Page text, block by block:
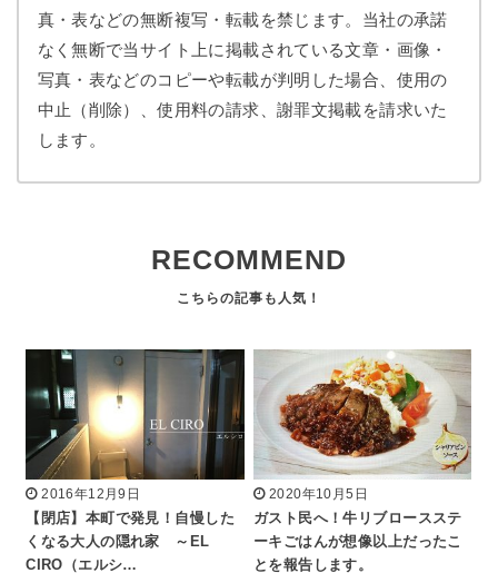
真・表などの無断複写・転載を禁じます。当社の承諾
なく無断で当サイト上に掲載されている文章・画像・
写真・表などのコピーや転載が判明した場合、使用の
中止（削除）、使用料の請求、謝罪文掲載を請求いた
します。
RECOMMEND
2016年12月9日
【閉店】本町で発見！自慢した
くなる大人の隠れ家 ～EL
CIRO（エルシ…
2020年10月5日
ガスト民へ！牛リブロースステ
ーキごはんが想像以上だったこ
とを報告します。